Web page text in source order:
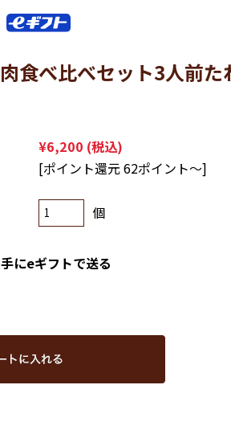
食べ比べセット3人前た
¥6,200 (税込)
[ポイント還元 62ポイント〜]
個
にeギフトで送る